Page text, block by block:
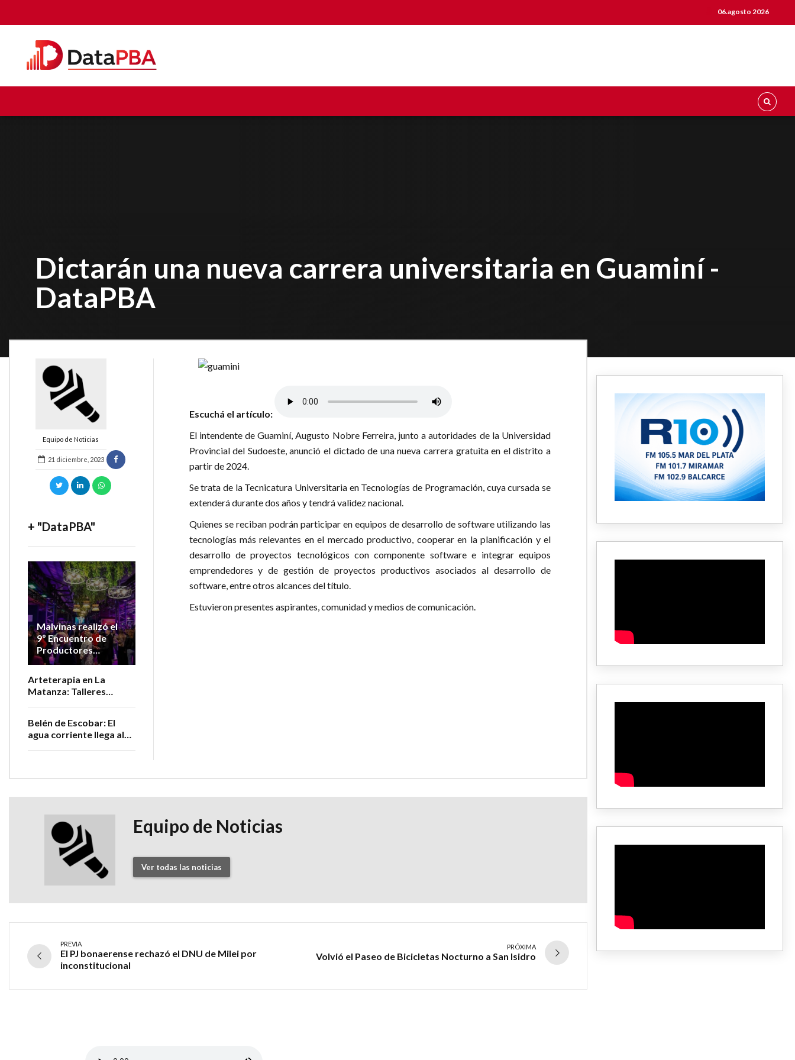
06.agosto 2026
Dictarán una nueva carrera universitaria en Guaminí -
DataPBA
Equipo de Noticias
21 diciembre, 2023
+ "DataPBA"
Malvinas realizó el
9º Encuentro de
Productores
Vitivinícolas de la
Arteterapia en La
Matanza: Talleres
Belén de Escobar: El
agua corriente llega al
Escuchá el artículo:
El intendente de Guaminí, Augusto Nobre Ferreira, junto a autoridades de la Universidad
Provincial del Sudoeste, anunció el dictado de una nueva carrera gratuita en el distrito a
partir de 2024.
Se trata de la Tecnicatura Universitaria en Tecnologías de Programación, cuya cursada se
extenderá durante dos años y tendrá validez nacional.
Quienes se reciban podrán participar en equipos de desarrollo de software utilizando las
tecnologías más relevantes en el mercado productivo, cooperar en la planificación y el
desarrollo de proyectos tecnológicos con componente software e integrar equipos
emprendedores y de gestión de proyectos productivos asociados al desarrollo de
software, entre otros alcances del título.
Estuvieron presentes aspirantes, comunidad y medios de comunicación.
Equipo de Noticias
Ver todas las noticias
PREVIA
El PJ bonaerense rechazó el DNU de Milei por
inconstitucional
PRÓXIMA
Volvió el Paseo de Bicicletas Nocturno a San Isidro